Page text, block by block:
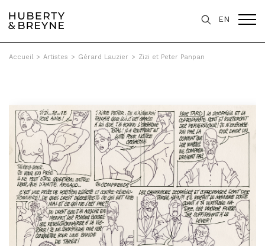
EN
Accueil > Artistes > Gérard Lauzier > Zizi et Peter Panpan